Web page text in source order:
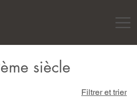
siècle
Filtrer et trier